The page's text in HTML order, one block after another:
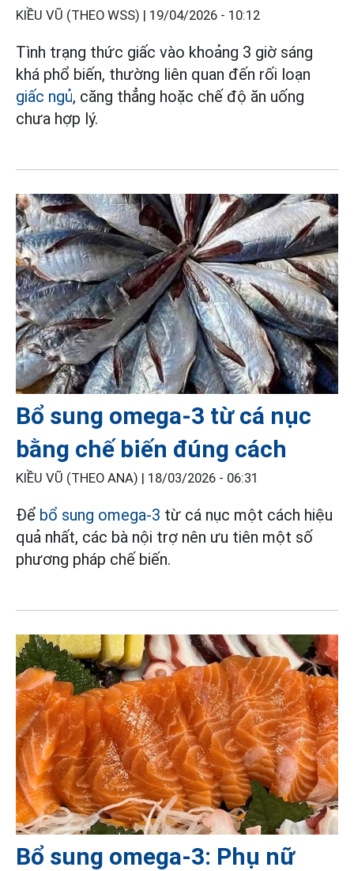
KIỀU VŨ (THEO WSS) | 19/04/2026 - 10:12
Tình trạng thức giấc vào khoảng 3 giờ sáng
khá phổ biến, thường liên quan đến rối loạn
giấc ngủ, căng thẳng hoặc chế độ ăn uống
chưa hợp lý.
Bổ sung omega-3 từ cá nục
bằng chế biến đúng cách
KIỀU VŨ (THEO ANA) | 18/03/2026 - 06:31
Để bổ sung omega-3 từ cá nục một cách hiệu
quả nhất, các bà nội trợ nên ưu tiên một số
phương pháp chế biến.
Bổ sung omega-3: Phụ nữ